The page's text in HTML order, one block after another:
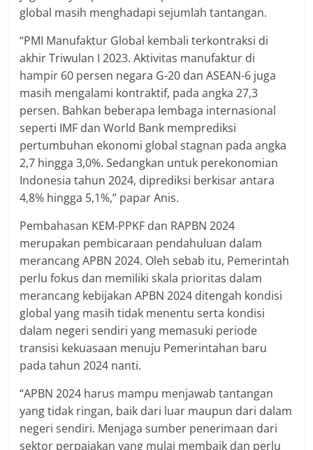
global masih menghadapi sejumlah tantangan.
“PMI Manufaktur Global kembali terkontraksi di
akhir Triwulan I 2023. Aktivitas manufaktur di
hampir 60 persen negara G-20 dan ASEAN-6 juga
masih mengalami kontraktif, pada angka 27,3
persen. Bahkan beberapa lembaga internasional
seperti IMF dan World Bank memprediksi
pertumbuhan ekonomi global stagnan pada angka
2,7 hingga 3,0%. Sedangkan untuk perekonomian
Indonesia tahun 2024, diprediksi berkisar antara
4,8% hingga 5,1%,” papar Anis.
Pembahasan KEM-PPKF dan RAPBN 2024
merupakan pembicaraan pendahuluan dalam
merancang APBN 2024. Oleh sebab itu, Pemerintah
perlu fokus dan memiliki skala prioritas dalam
merancang kebijakan APBN 2024 ditengah kondisi
global yang masih tidak menentu serta kondisi
dalam negeri sendiri yang memasuki periode
transisi kekuasaan menuju Pemerintahan baru
pada tahun 2024 nanti.
“APBN 2024 harus mampu menjawab tantangan
yang tidak ringan, baik dari luar maupun dari dalam
negeri sendiri. Menjaga sumber penerimaan dari
sektor perpajakan yang mulai membaik dan perlu